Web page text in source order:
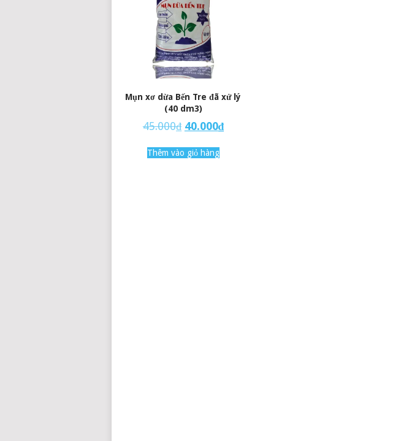
Mụn xơ dừa Bến Tre đã xử lý
(40 dm3)
45.000₫ 40.000₫
Thêm vào giỏ hàng